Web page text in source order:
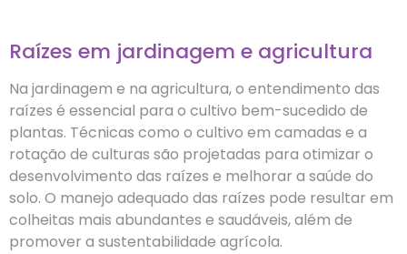
Raízes em jardinagem e agricultura
Na jardinagem e na agricultura, o entendimento das
raízes é essencial para o cultivo bem-sucedido de
plantas. Técnicas como o cultivo em camadas e a
rotação de culturas são projetadas para otimizar o
desenvolvimento das raízes e melhorar a saúde do
solo. O manejo adequado das raízes pode resultar em
colheitas mais abundantes e saudáveis, além de
promover a sustentabilidade agrícola.